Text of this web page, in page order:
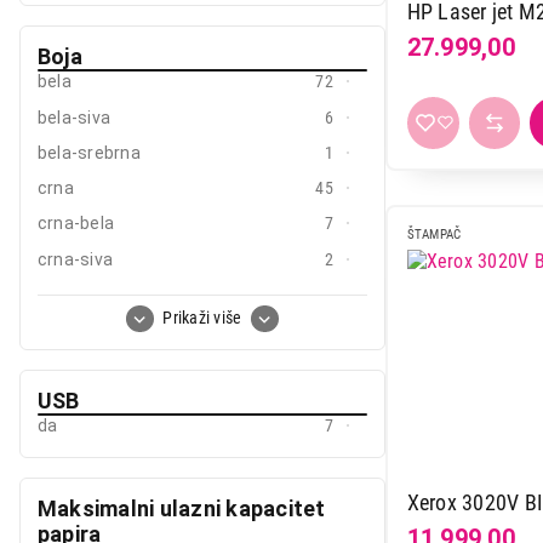
do 9 str/min
2
Boja
Prikaži više
bela
72
bela-siva
6
bela-srebrna
1
crna
45
crna-bela
7
crna-siva
2
plava-bela
1
siva
2
siva-bela
USB
da 7
Maksimalni ulazni kapacitet
papira
HP Laser jet
27.999,00
ŠTAMPAČ
Xerox 3020V BI